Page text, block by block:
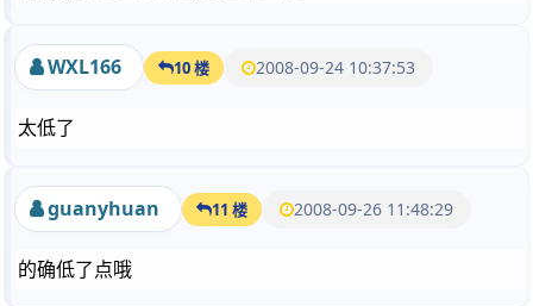
WXL166 10 楼 2008-09-24 10:37:53
太低了
guanyhuan 11 楼 2008-09-26 11:48:29
的确低了点哦